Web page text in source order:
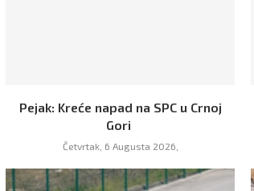
Pejak: Kreće napad na SPC u Crnoj
Gori
Četvrtak, 6 Augusta 2026,